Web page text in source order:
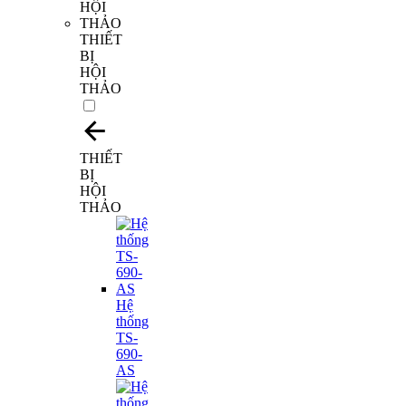
THIẾT
BỊ
HỘI
THẢO
THIẾT
BỊ
HỘI
THẢO
Hệ
thống
TS-
690-
AS